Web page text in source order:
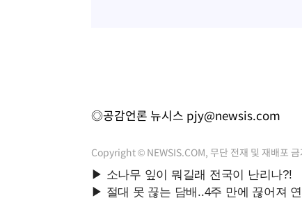
◎공감언론 뉴시스 pjy@newsis.com
Copyright © NEWSIS.COM, 무단 전재 및 재배포 금